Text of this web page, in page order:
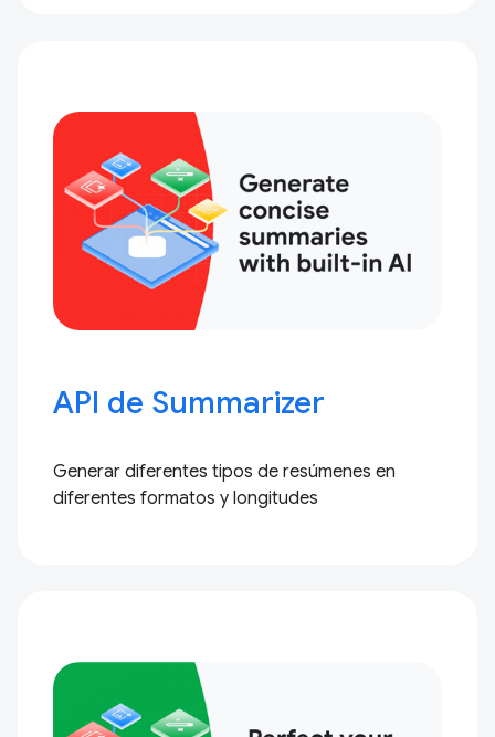
API de Summarizer
Generar diferentes tipos de resúmenes en
diferentes formatos y longitudes